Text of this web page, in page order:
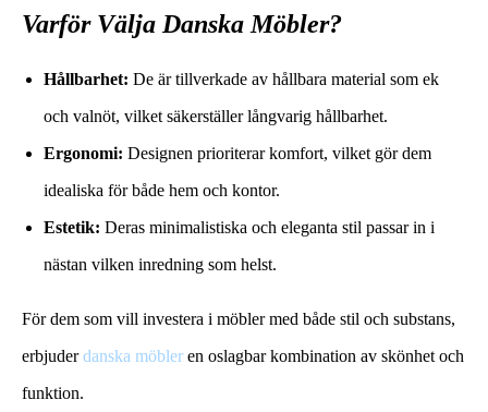
Varför Välja Danska Möbler?
Hållbarhet: De är tillverkade av hållbara material som ek
och valnöt, vilket säkerställer långvarig hållbarhet.
Ergonomi: Designen prioriterar komfort, vilket gör dem
idealiska för både hem och kontor.
Estetik: Deras minimalistiska och eleganta stil passar in i
nästan vilken inredning som helst.
För dem som vill investera i möbler med både stil och substans,
erbjuderdanska möbler en oslagbar kombination av skönhet och
funktion.